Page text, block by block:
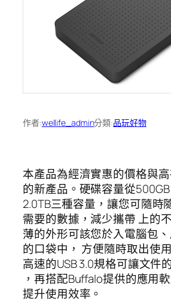
作者:wellife_admin分類:品玩好物
本產品為經濟實惠的價格與
的新產品。硬碟容量從500GB
2.0TB三種容量，讓您可隨時
需要的數據，減少攜帶 上的
薄的外形可該您於入電腦包
的口袋中， 方便隨時取出使
高速的USB 3.0規格可讓文件
，再搭配Buffalo提供的應用
提升使用效率。